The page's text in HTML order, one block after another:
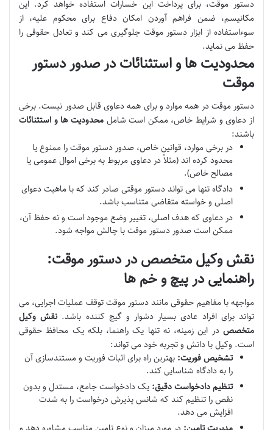
دستور موقت، برای پرداخت این خسارات استفاده خواهد کرد. این
مکانیسم، ضمن فراهم آوردن امکان دفاع برای محکوم علیه، از
سوءاستفاده از ابزار دستور موقت جلوگیری می کند و تعادل حقوقی را
حفظ می نماید.
محدودیت ها و استثنائات در صدور دستور
موقت
دستور موقت در همه موارد و برای همه دعاوی قابل صدور نیست. برخی
از دعاوی و شرایط خاص، ممکن است شاملمحدودیت ها و استثنائات
باشند:
در برخی موارد، قوانین خاص، صدور دستور موقت را ممنوع یا
محدود کرده اند (مثلاً در دعاوی مربوط به برخی اموال عمومی یا
مصالح خاص).
دادگاه تنها می تواند دستور موقتی صادر کند که با ماهیت دعوای
اصلی و خواسته متقاضی متناسب باشد.
در دعاوی که هدف اصلی، تغییر وضع موجود است و نه حفظ آن،
ممکن است صدور دستور موقت با چالش مواجه شود.
نقش وکیل متخصص در دستور موقت:
راهنمایی در پیچ و خم ها
مواجهه با مفاهیم حقوقی مانند دستور موقت توقف عملیات اجرایی، می
تواند برای افراد عادی بسیار دشوار و گیج کننده باشد. نقش وکیل
متخصص در این زمینه، نه تنها یک راهنما، بلکه یک محافظ حقوقی
است. وکیل با دانش و تجربه خود می تواند:
تشخیص فوریت: بهترین راه برای اثبات فوریت و مستندسازی آن
را به دادگاه شناسایی کند.
تنظیم دادخواست دقیق: یک دادخواست جامع، مستدل و بدون
نقص را تنظیم کند که شانس پذیرش درخواست را به شدت
افزایش می دهد.